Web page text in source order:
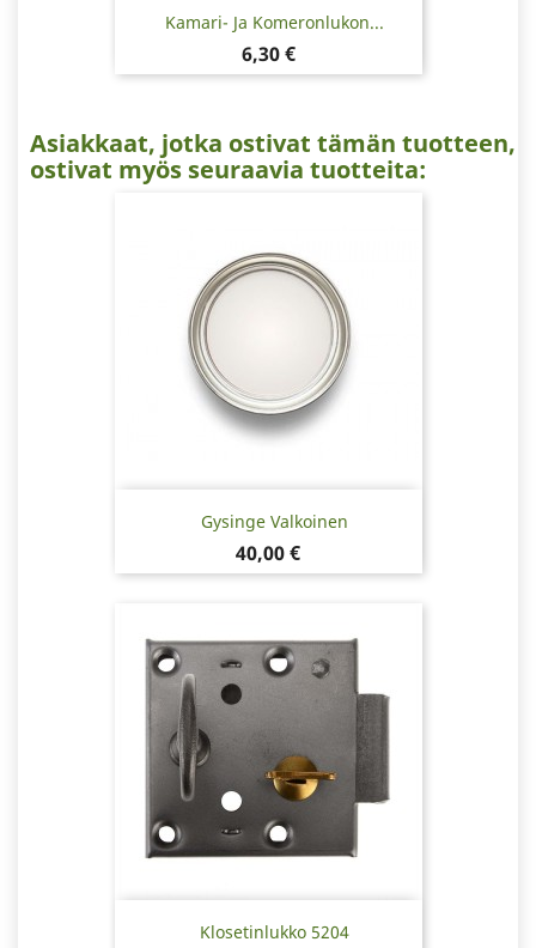
Kamari- Ja Komeronlukon...
Hinta
6,30 €
Asiakkaat, jotka ostivat tämän tuotteen,
ostivat myös seuraavia tuotteita:
Gysinge Valkoinen
Hinta
40,00 €
Klosetinlukko 5204